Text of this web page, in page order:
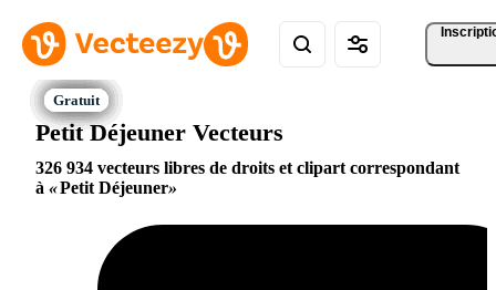
Petit Déjeuner Vecteurs
326 934 vecteurs libres de droits et clipart correspondant
à
Petit Déjeuner